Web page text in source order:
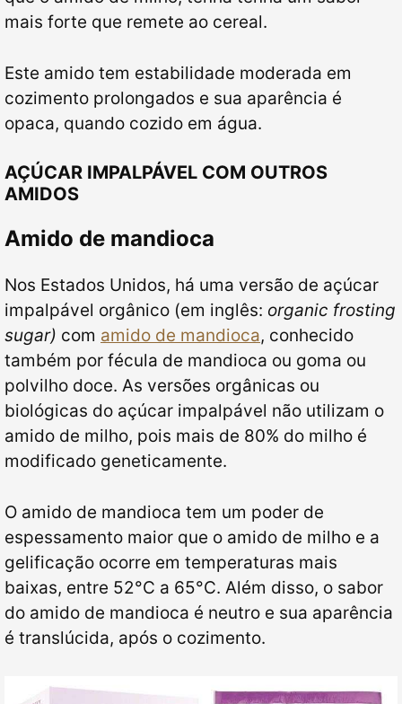
mais forte que remete ao cereal.
Este amido tem estabilidade moderada em
cozimento prolongados e sua aparência é
opaca, quando cozido em água.
AÇÚCAR IMPALPÁVEL COM OUTROS
AMIDOS
Amido de mandioca
Nos Estados Unidos, há uma versão de açúcar
impalpável orgânico (em inglês: organic frosting
sugar) com amido de mandioca, conhecido
também por fécula de mandioca ou goma ou
polvilho doce. As versões orgânicas ou
biológicas do açúcar impalpável não utilizam o
amido de milho, pois mais de 80% do milho é
modificado geneticamente.
O amido de mandioca tem um poder de
espessamento maior que o amido de milho e a
gelificação ocorre em temperaturas mais
baixas, entre 52°C a 65°C. Além disso, o sabor
do amido de mandioca é neutro e sua aparência
é translúcida, após o cozimento.